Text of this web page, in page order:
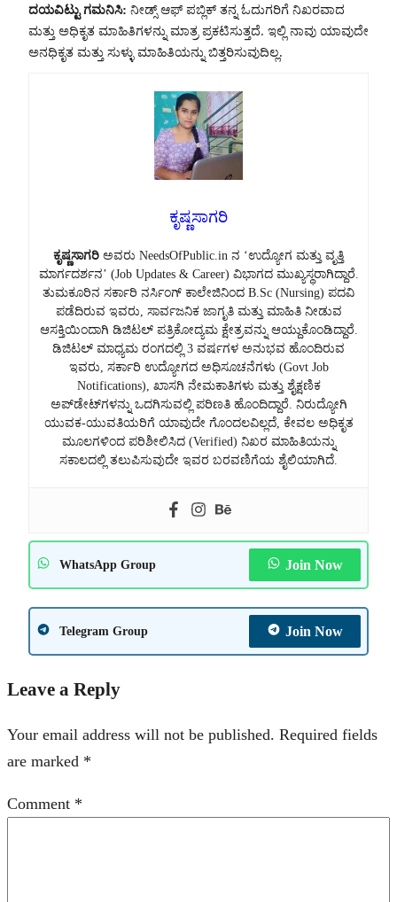
ದಯವಿಟ್ಟು ಗಮನಿಸಿ: ನೀಡ್ಸ್ ಆಫ್ ಪಬ್ಲಿಕ್ ತನ್ನ ಓದುಗರಿಗೆ ನಿಖರವಾದ
ಮತ್ತು ಅಧಿಕೃತ ಮಾಹಿತಿಗಳನ್ನು ಮಾತ್ರ ಪ್ರಕಟಿಸುತ್ತದೆ. ಇಲ್ಲಿ ನಾವು ಯಾವುದೇ
ಅನಧಿಕೃತ ಮತ್ತು ಸುಳ್ಳು ಮಾಹಿತಿಯನ್ನು ಬಿತ್ತರಿಸುವುದಿಲ್ಲ.
ಕೃಷ್ಣಸಾಗರಿ
ಕೃಷ್ಣಸಾಗರಿ ಅವರು NeedsOfPublic.in ನ ‘ಉದ್ಯೋಗ ಮತ್ತು ವೃತ್ತಿ
ಮಾರ್ಗದರ್ಶನ’ (Job Updates & Career) ವಿಭಾಗದ ಮುಖ್ಯಸ್ಥರಾಗಿದ್ದಾರೆ.
ತುಮಕೂರಿನ ಸರ್ಕಾರಿ ನರ್ಸಿಂಗ್ ಕಾಲೇಜಿನಿಂದ B.Sc (Nursing) ಪದವಿ
ಪಡೆದಿರುವ ಇವರು, ಸಾರ್ವಜನಿಕ ಜಾಗೃತಿ ಮತ್ತು ಮಾಹಿತಿ ನೀಡುವ
ಆಸಕ್ತಿಯಿಂದಾಗಿ ಡಿಜಿಟಲ್ ಪತ್ರಿಕೋದ್ಯಮ ಕ್ಷೇತ್ರವನ್ನು ಆಯ್ದುಕೊಂಡಿದ್ದಾರೆ.
ಡಿಜಿಟಲ್ ಮಾಧ್ಯಮ ರಂಗದಲ್ಲಿ 3 ವರ್ಷಗಳ ಅನುಭವ ಹೊಂದಿರುವ
ಇವರು, ಸರ್ಕಾರಿ ಉದ್ಯೋಗದ ಅಧಿಸೂಚನೆಗಳು (Govt Job
Notifications), ಖಾಸಗಿ ನೇಮಕಾತಿಗಳು ಮತ್ತು ಶೈಕ್ಷಣಿಕ
ಅಪ್‌ಡೇಟ್‌ಗಳನ್ನು ಒದಗಿಸುವಲ್ಲಿ ಪರಿಣತಿ ಹೊಂದಿದ್ದಾರೆ. ನಿರುದ್ಯೋಗಿ
ಯುವಕ-ಯುವತಿಯರಿಗೆ ಯಾವುದೇ ಗೊಂದಲವಿಲ್ಲದೆ, ಕೇವಲ ಅಧಿಕೃತ
ಮೂಲಗಳಿಂದ ಪರಿಶೀಲಿಸಿದ (Verified) ನಿಖರ ಮಾಹಿತಿಯನ್ನು
ಸಕಾಲದಲ್ಲಿ ತಲುಪಿಸುವುದೇ ಇವರ ಬರವಣಿಗೆಯ ಶೈಲಿಯಾಗಿದೆ.
WhatsApp Group Join Now
Telegram Group Join Now
Leave a Reply
Your email address will not be published. Required fields
are marked *
Comment *